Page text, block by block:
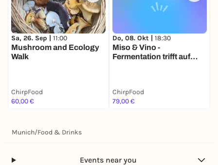
Sa, 26. Sep | 11:00
Mushroom and Ecology
Walk
ChirpFood
60,00 €
Do, 08. Okt | 18:30
Miso & Vino -
Fermentation trifft auf
ChirpFood
79,00 €
Munich/Food & Drinks
Events near you